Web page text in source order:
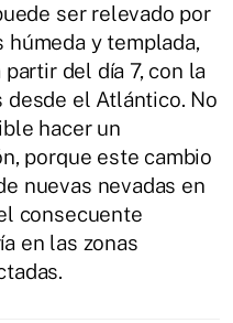
ser relevado por
húmeda y templada,
del día 7, con la
el Atlántico. No
hacer un
porque este cambio
nuevas nevadas en
consecuente
en las zonas